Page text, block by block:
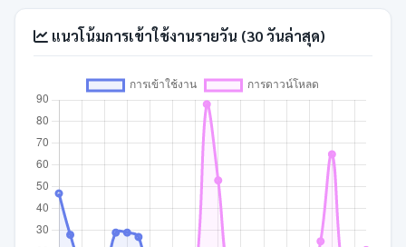
แนวโน้มการเข้าใช้งานรายวัน (30 วันล่าสุด)